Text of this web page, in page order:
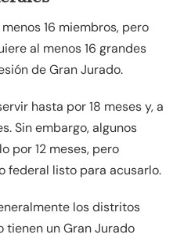
16 miembros, pero
al menos 16 grandes
de Gran Jurado.
hasta por 18 meses y, a
Sin embargo, algunos
por 12 meses, pero
federal listo para acusarlo.
los distritos
tienen un Gran Jurado